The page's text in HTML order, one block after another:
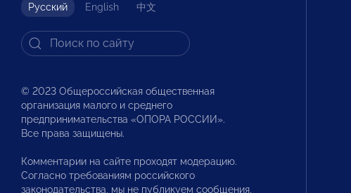
Русский English 中文
© 2023 Общероссийская общественная
организация малого и среднего
предпринимательства «ОПОРА РОССИИ».
Все права защищены.
Комментарии на сайте проходят модерацию.
Согласно требованиям российского
законодательства, мы не публикуем сообщения,